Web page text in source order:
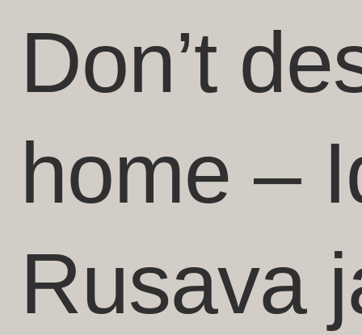
Don’t
home –
Rusava